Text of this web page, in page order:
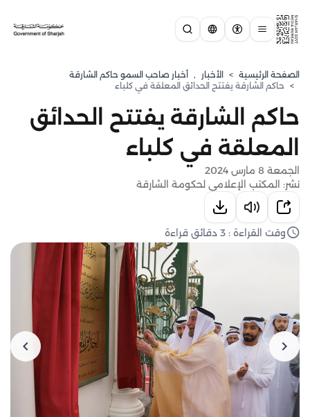
الصفحة الرئيسية > الأخبار , أخبار صاحب السمو حاكم الشارقة
> حاكم الشارقة يفتتح الحدائق المعلقة في كلباء
حاكم الشارقة يفتتح الحدائق
المعلقة في كلباء
الجمعة 8 مارس 2024
نشر: المكتب الإعلامي لحكومة الشارقة
وقت القراءة : 3 دقائق قراءة